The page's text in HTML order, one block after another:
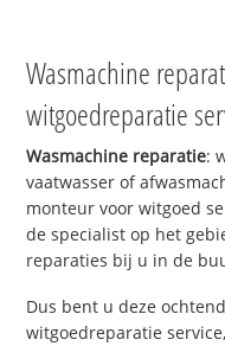
Wasmachine
witgoedreparatie
Wasmachine reparatie:
vaatwasser of
monteur voor witgoed
de specialist op het
reparaties bij u in de
Dus bent u deze
witgoedreparatie